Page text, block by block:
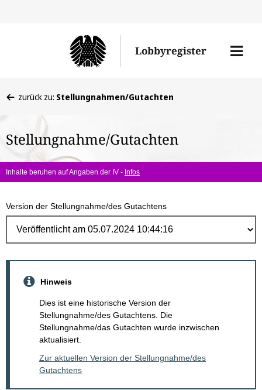
Lobbyregister
Menü
befinden
hier:
zurück zu: Stellungnahmen/Gutachten
Stellungnahme/Gutachten
Inhalte beruhen auf Angaben der IV - Infos
Version der Stellungnahme/des Gutachtens
Hinweis
Dies ist eine historische Version der
Stellungnahme/des Gutachtens. Die
Stellungnahme/das Gutachten wurde inzwischen
aktualisiert.
Zur aktuellen Version der Stellungnahme/des
Gutachtens